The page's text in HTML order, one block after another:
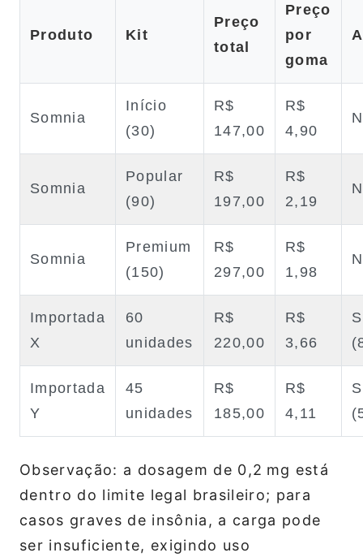
Produto Kit
Preço
total
Preço
por
goma
Somnia
Início
(30)
R$
147,00
R$
4,90
Somnia
Popular
(90)
R$
197,00
R$
2,19
Somnia
Premium
(150)
R$
297,00
R$
1,98
Importada
X
60
unidades
R$
220,00
R$
3,66
Importada
Y
45
unidades
R$
185,00
R$
4,11
Observação: a dosagem de 0,2 mg está
dentro do limite legal brasileiro; para
casos graves de insônia, a carga pode
ser insuficiente, exigindo uso